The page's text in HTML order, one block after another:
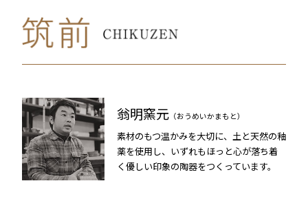
翁明窯元（おうめいかまもと）
素材のもつ温かみを大切に、土と天然の釉
薬を使用し、いずれもほっと心が落ち着
く優しい印象の陶器をつくっています。